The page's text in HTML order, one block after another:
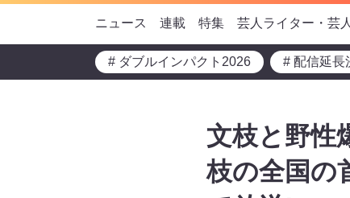
ニュース 連載 特集 芸人ライター・芸
# ダブルインパクト2026 # 配信延長
文枝と野性
枝の全国の